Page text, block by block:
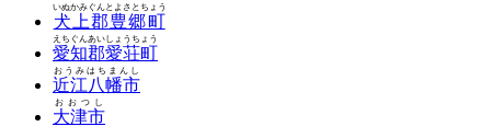
犬上郡豊郷町
いぬかみぐんとよさとちょう
愛知郡愛荘町
えちぐんあいしょうちょう
近江八幡市
おうみはちまんし
大津市
おおつし